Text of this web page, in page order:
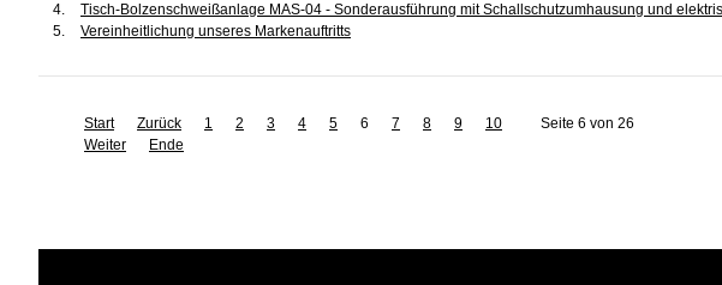
Tisch-Bolzenschweißanlage MAS-04 - Sonderausführung mit Schallschutzumhausung und
Vereinheitlichung unseres Markenauftritts
Seite 6 von 26
Start Zurück 1 2 3 4 5 6 7 8 9
10
Weiter
Ende